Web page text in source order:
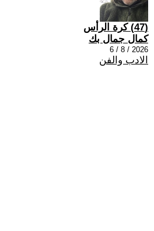
(47) كرة الرأس
كمال جمال بك
2026 / 8 / 6
الادب والفن